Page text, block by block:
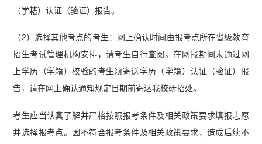
（学籍）认证（验证）报告。
（2）选择其他考点的考生：网上确认时间由报考点所在省级教育
招生考试管理机构安排，请考生自行查阅。在网报期间未通过网
上学历（学籍）校验的考生须寄送学历（学籍）认证（验证）报
告，请在网上确认通知规定日期前寄达我校研招处。
考生应当认真了解并严格按照报考条件及相关政策要求填报志愿
并选择报考点。因不符合报考条件及相关政策要求，造成后续不